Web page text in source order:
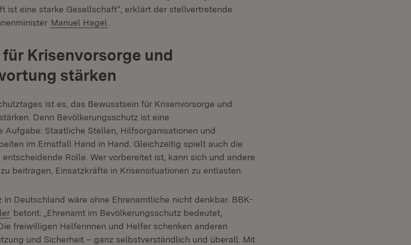
ist eine starke Gesellschaft“, erklärt der stellvertretende
Manuel Hagel
Krisenvorsorge und
stärken
ist es, das Bewusstsein für Krisenvorsorge und
Denn Bevölkerungsschutz ist eine
Staatliche Stellen, Hilfsorganisationen und
im Ernstfall Hand in Hand. Gleichzeitig spielt auch die
Rolle. Wer vorbereitet ist, kann sich und andere
beitragen, Einsatzkräfte in Krisensituationen zu entlasten.
in Deutschland wäre ohne Ehrenamtliche nicht denkbar. BBK-
(Öffnet in neuem Fenster)
betont: „Ehrenamt im Bevölkerungsschutz bedeutet,
freiwilligen Helferinnen und Helfer schenken anderen
und Sicherheit – ganz selbstverständlich und überall. Mit